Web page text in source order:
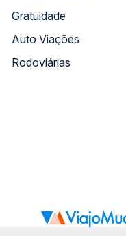
Gratuidade
Auto Viações
Rodoviárias